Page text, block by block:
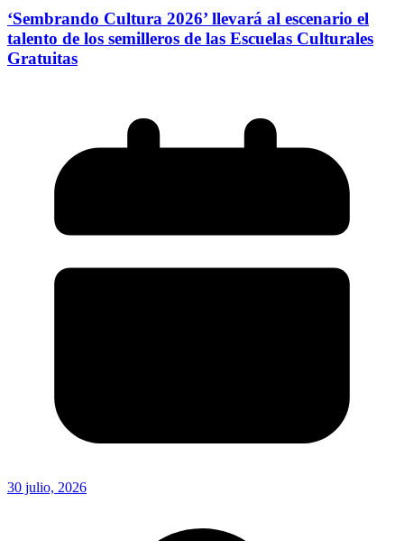
‘Sembrando Cultura 2026’ llevará al escenario el
talento de los semilleros de las Escuelas Culturales
Gratuitas
30 julio, 2026